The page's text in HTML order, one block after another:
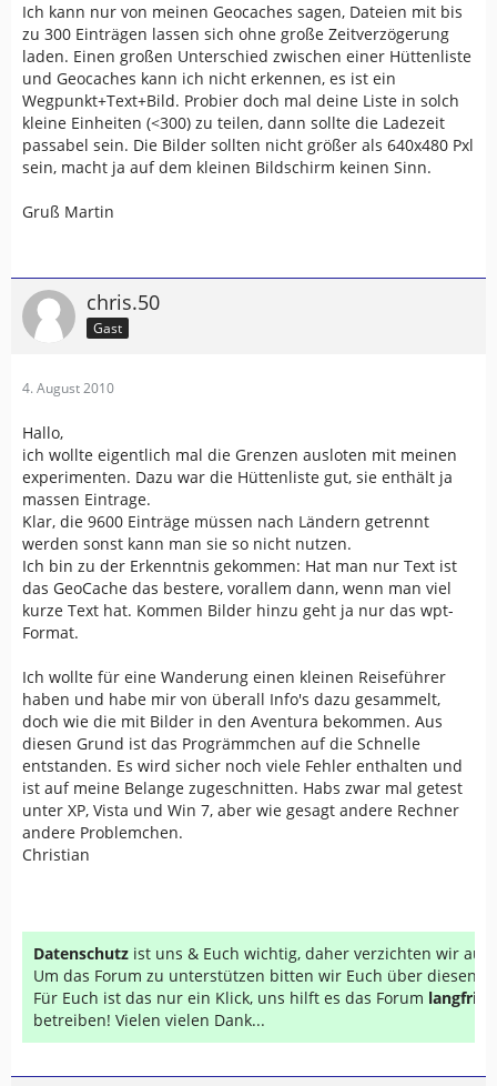
Ich kann nur von meinen Geocaches sagen, Dateien mit bis
zu 300 Einträgen lassen sich ohne große Zeitverzögerung
laden. Einen großen Unterschied zwischen einer Hüttenliste
und Geocaches kann ich nicht erkennen, es ist ein
Wegpunkt+Text+Bild. Probier doch mal deine Liste in solch
kleine Einheiten (<300) zu teilen, dann sollte die Ladezeit
passabel sein. Die Bilder sollten nicht größer als 640x480 Pxl
sein, macht ja auf dem kleinen Bildschirm keinen Sinn.
Gruß Martin
chris.50
Gast
4. August 2010
Hallo,
ich wollte eigentlich mal die Grenzen ausloten mit meinen
experimenten. Dazu war die Hüttenliste gut, sie enthält ja
massen Eintrage.
Klar, die 9600 Einträge müssen nach Ländern getrennt
werden sonst kann man sie so nicht nutzen.
Ich bin zu der Erkenntnis gekommen: Hat man nur Text ist
das GeoCache das bestere, vorallem dann, wenn man viel
kurze Text hat. Kommen Bilder hinzu geht ja nur das wpt-
Format.
Ich wollte für eine Wanderung einen kleinen Reiseführer
haben und habe mir von überall Info's dazu gesammelt,
doch wie die mit Bilder in den Aventura bekommen. Aus
diesen Grund ist das Progrämmchen auf die Schnelle
entstanden. Es wird sicher noch viele Fehler enthalten und
ist auf meine Belange zugeschnitten. Habs zwar mal getest
unter XP, Vista und Win 7, aber wie gesagt andere Rechner
andere Problemchen.
Christian
Datenschutz ist uns & Euch wichtig, daher verzichten wir auf
Um das Forum zu unterstützen bitten wir Euch über diesen
Für Euch ist das nur ein Klick, uns hilft es das Forum
betreiben! Vielen vielen Dank...